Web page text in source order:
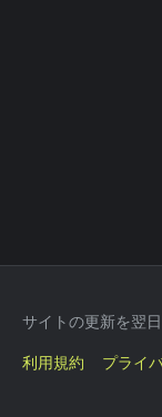
サイトの更新を翌
利用規約
プライ